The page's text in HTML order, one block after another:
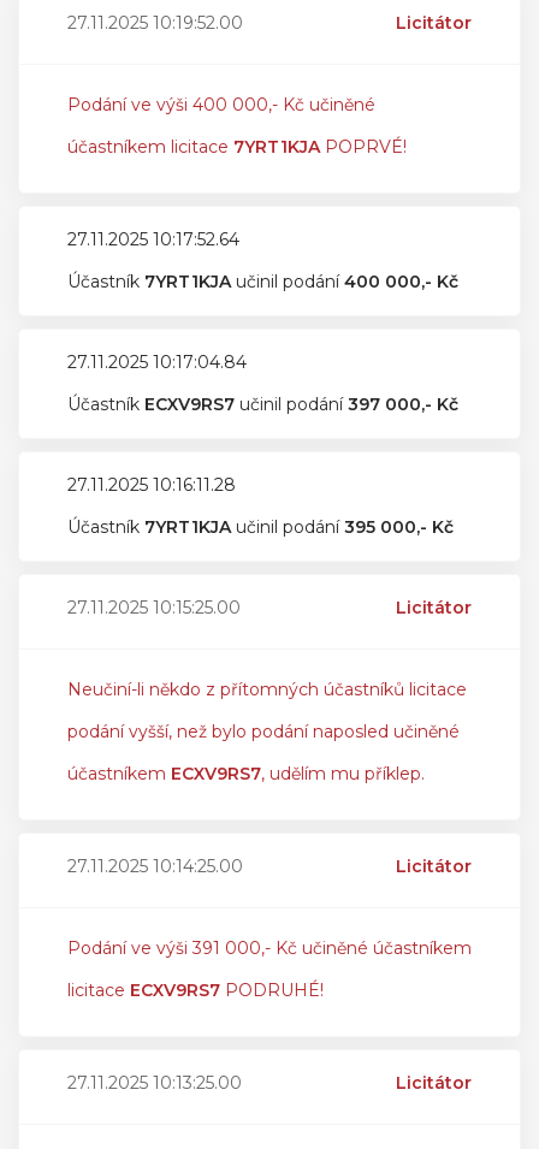
27.11.2025 10:19:52.00 Licitátor
Podání ve výši 400 000,- Kč učiněné
účastníkem licitace 7YRT1KJAPOPRVÉ!
27.11.2025 10:17:52.64
Účastník 7YRT1KJAučinil podání400 000,- Kč
27.11.2025 10:17:04.84
Účastník ECXV9RS7 učinil podání397 000,- Kč
27.11.2025 10:16:11.28
Účastník 7YRT1KJAučinil podání395 000,- Kč
27.11.2025 10:15:25.00 Licitátor
Neučiní-li někdo z přítomných účastníků licitace
podání vyšší, než bylo podání naposled učiněné
účastníkem ECXV9RS7, udělím mu příklep.
27.11.2025 10:14:25.00 Licitátor
Podání ve výši 391 000,- Kč učiněné účastníkem
licitace ECXV9RS7 PODRUHÉ!
27.11.2025 10:13:25.00 Licitátor